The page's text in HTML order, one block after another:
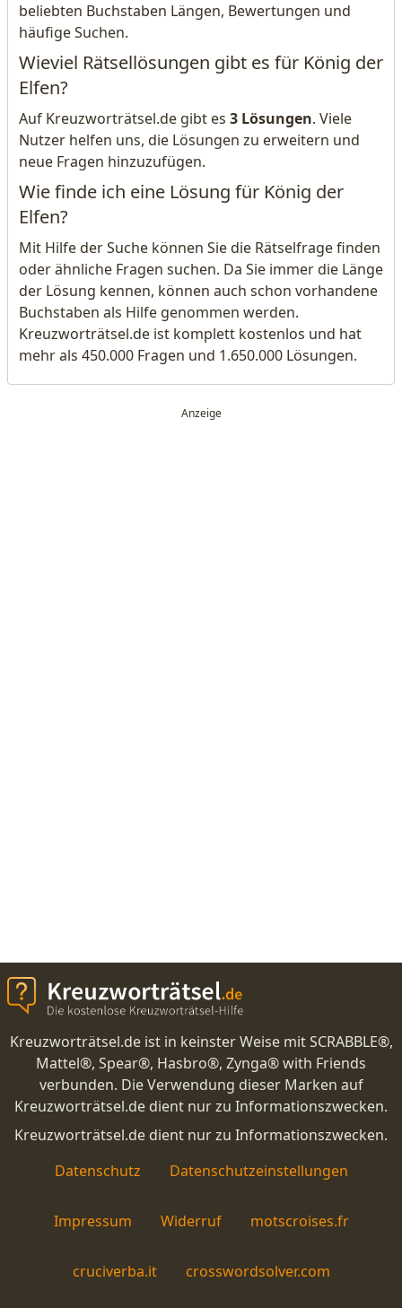
beliebten Buchstaben Längen, Bewertungen und
häufige Suchen.
Wieviel Rätsellösungen gibt es für König der
Elfen?
Auf Kreuzworträtsel.de gibt es 3 Lösungen. Viele
Nutzer helfen uns, die Lösungen zu erweitern und
neue Fragen hinzuzufügen.
Wie finde ich eine Lösung für König der
Elfen?
Mit Hilfe der Suche können Sie die Rätselfrage finden
oder ähnliche Fragen suchen. Da Sie immer die Länge
der Lösung kennen, können auch schon vorhandene
Buchstaben als Hilfe genommen werden.
Kreuzworträtsel.de ist komplett kostenlos und hat
mehr als 450.000 Fragen und 1.650.000 Lösungen.
Kreuzworträtsel.de ist in keinster Weise mit SCRABBLE®,
Mattel®, Spear®, Hasbro®, Zynga® with Friends
verbunden. Die Verwendung dieser Marken auf
Kreuzworträtsel.de dient nur zu Informationszwecken.
Kreuzworträtsel.de dient nur zu Informationszwecken.
Datenschutz
Datenschutzeinstellungen
Impressum Widerruf motscroises.fr
cruciverba.it crosswordsolver.com